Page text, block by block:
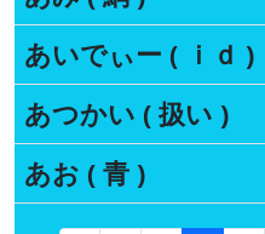
あいでぃー ( ｉｄ )
あつかい ( 扱い )
あお ( 青 )